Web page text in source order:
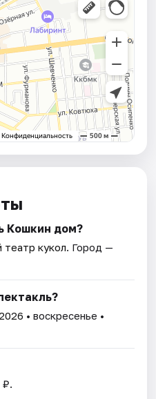
Кошкин дом?
театр кукол. Город —
• воскресенье •
₽.